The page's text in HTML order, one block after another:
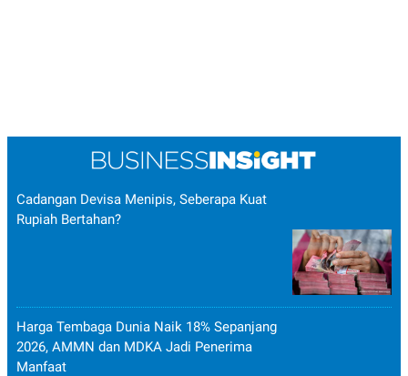
Cadangan Devisa Menipis, Seberapa Kuat
Rupiah Bertahan?
Harga Tembaga Dunia Naik 18% Sepanjang
2026, AMMN dan MDKA Jadi Penerima
Manfaat